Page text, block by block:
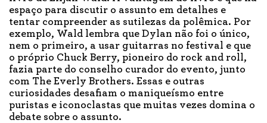
espaço para discutir o assunto em detalhes e
tentar compreender as sutilezas da polêmica. Por
exemplo, Wald lembra que Dylan não foi o único,
nem o primeiro, a usar guitarras no festival e que
o próprio Chuck Berry, pioneiro do rock and roll,
fazia parte do conselho curador do evento, junto
com The Everly Brothers. Essas e outras
curiosidades desafiam o maniqueísmo entre
puristas e iconoclastas que muitas vezes domina o
debate sobre o assunto.